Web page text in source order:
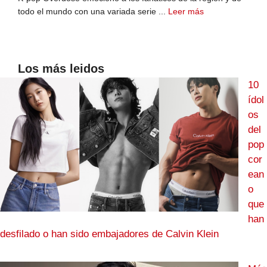
todo el mundo con una variada serie ... Leer más
Los más leidos
10
ídol
os
del
pop
cor
ean
o
que
han
desfilado o han sido embajadores de Calvin Klein